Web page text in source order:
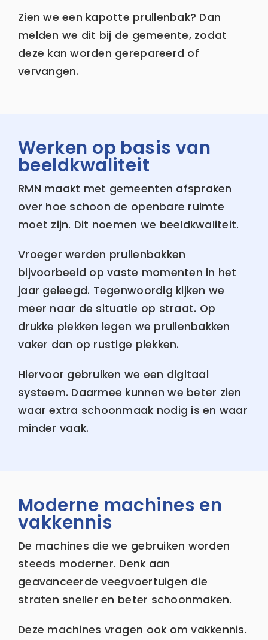
Zien we een kapotte prullenbak? Dan
melden we dit bij de gemeente, zodat
deze kan worden gerepareerd of
vervangen.
Werken op basis van
beeldkwaliteit
RMN maakt met gemeenten afspraken
over hoe schoon de openbare ruimte
moet zijn. Dit noemen we beeldkwaliteit.
Vroeger werden prullenbakken
bijvoorbeeld op vaste momenten in het
jaar geleegd. Tegenwoordig kijken we
meer naar de situatie op straat. Op
drukke plekken legen we prullenbakken
vaker dan op rustige plekken.
Hiervoor gebruiken we een digitaal
systeem. Daarmee kunnen we beter zien
waar extra schoonmaak nodig is en waar
minder vaak.
Moderne machines en
vakkennis
De machines die we gebruiken worden
steeds moderner. Denk aan
geavanceerde veegvoertuigen die
straten sneller en beter schoonmaken.
Deze machines vragen ook om vakkennis.